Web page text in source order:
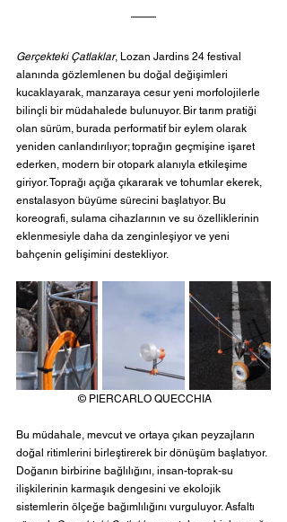
Gerçekteki Çatlaklar, Lozan Jardins 24 festival
alanında gözlemlenen bu doğal değişimleri
kucaklayarak, manzaraya cesur yeni morfolojilerle
bilinçli bir müdahalede bulunuyor. Bir tarım pratiği
olan sürüm, burada performatif bir eylem olarak
yeniden canlandırılıyor; toprağın geçmişine işaret
ederken, modern bir otopark alanıyla etkileşime
giriyor. Toprağı açığa çıkararak ve tohumlar ekerek,
enstalasyon büyüme sürecini başlatıyor. Bu
koreografi, sulama cihazlarının ve su özelliklerinin
eklenmesiyle daha da zenginleşiyor ve yeni
bahçenin gelişimini destekliyor.
© PIERCARLO QUECCHIA
Bu müdahale, mevcut ve ortaya çıkan peyzajların
doğal ritimlerini birleştirerek bir dönüşüm başlatıyor.
Doğanın birbirine bağlılığını, insan-toprak-su
ilişkilerinin karmaşık dengesini ve ekolojik
sistemlerin ölçeğe bağımlılığını vurguluyor. Asfaltı